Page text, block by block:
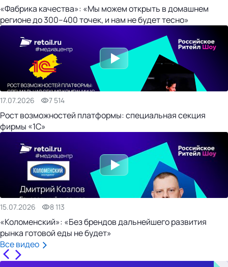
«Фабрика качества»: «Мы можем открыть в домашнем
регионе до 300–400 точек, и нам не будет тесно»
17.07.2026 7 514
Рост возможностей платформы: специальная секция
фирмы «1С»
15.07.2026 8 113
«Коломенский»: «Без брендов дальнейшего развития
рынка готовой еды не будет»
Все видео